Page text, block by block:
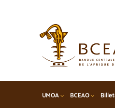
UMOA BCEAO